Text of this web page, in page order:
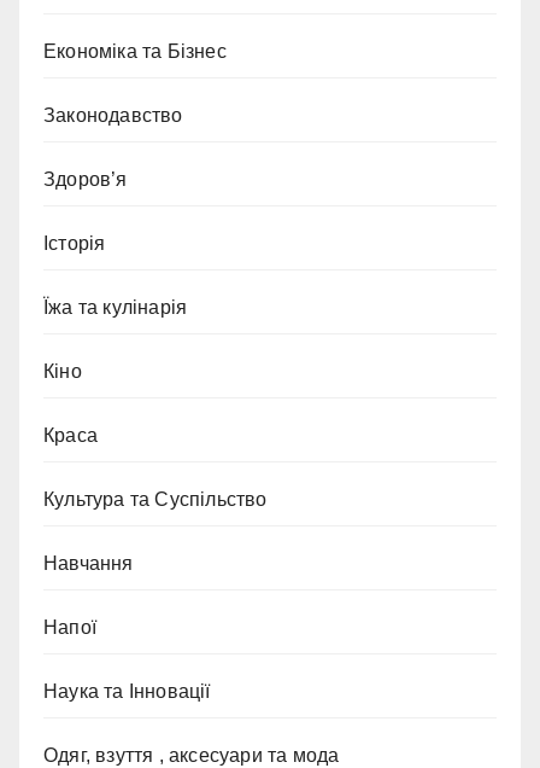
Економіка та Бізнес
Законодавство
Здоров’я
Історія
Їжа та кулінарія
Кіно
Краса
Культура та Суспільство
Навчання
Напої
Наука та Інновації
Одяг, взуття , аксесуари та мода